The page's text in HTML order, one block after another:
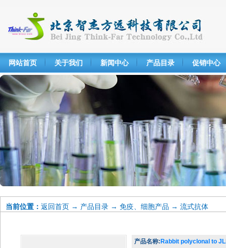
网站首页 关于我们 新闻中心 产品目录 促销中心
当前位置： 返回首页 → 产品目录 → 免疫、细胞产品 → 流式抗体
产品名称: Rabbit polyclonal to